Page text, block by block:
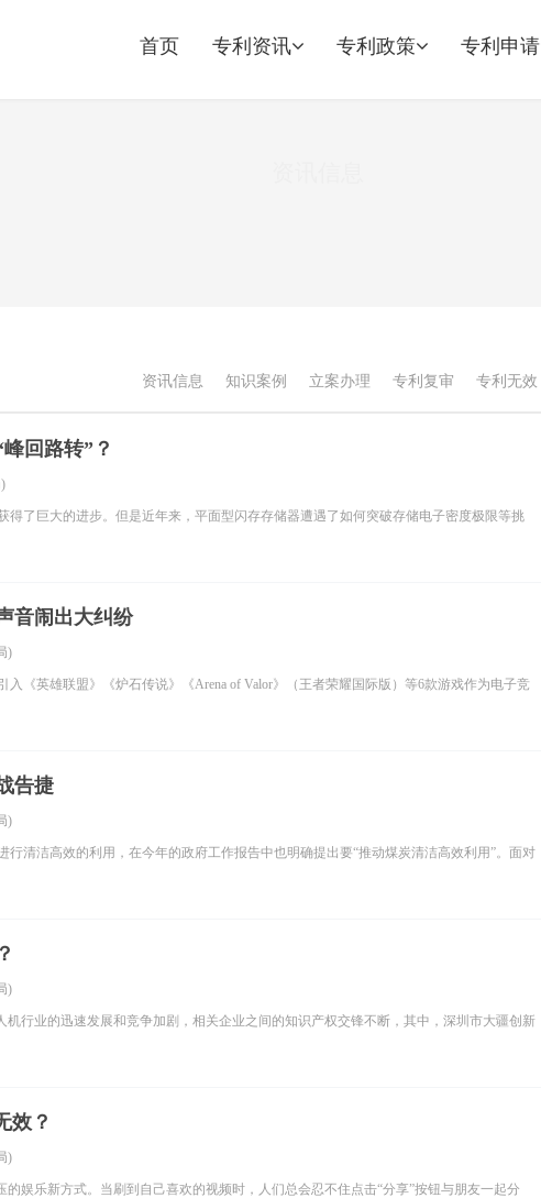
首页 专利资讯 专利政策 专利申请
资讯信息 知识案例 立案办理 专利复审 专利无效
回路转”？
了巨大的进步。但是近年来，平面型闪存存储器遭遇了如何突破存储电子密度极限等挑
音闹出大纠纷
)
《英雄联盟》《炉石传说》《Arena of Valor》（王者荣耀国际版）等6款游戏作为电子竞
告捷
)
清洁高效的利用，在今年的政府工作报告中也明确提出要“推动煤炭清洁高效利用”。面对
)
行业的迅速发展和竞争加剧，相关企业之间的知识产权交锋不断，其中，深圳市大疆创新
效？
)
乐新方式。当刷到自己喜欢的视频时，人们总会忍不住点击“分享”按钮与朋友一起分